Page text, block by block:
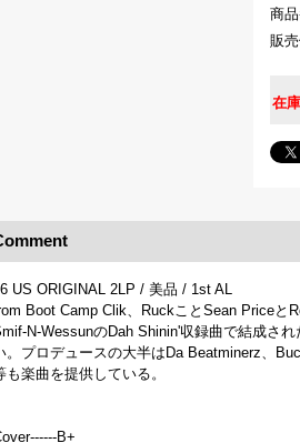
商品
販売
在
US ORIGINAL 2LP / 美品 / 1st AL
Boot Camp Clik、RuckことSean Priceと
N-WessunのDah Shinin'収録曲で結成さ
。プロデュースの大半はDa Beatminerz、
も楽曲を提供している。
B+